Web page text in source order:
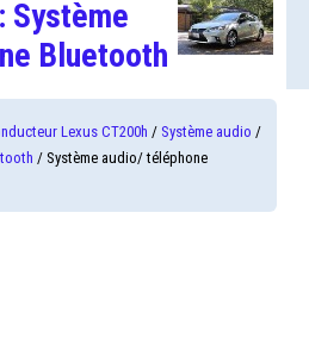
Système
Bluetooth
Lexus CT200h / Système audio /
/ Système audio/ téléphone